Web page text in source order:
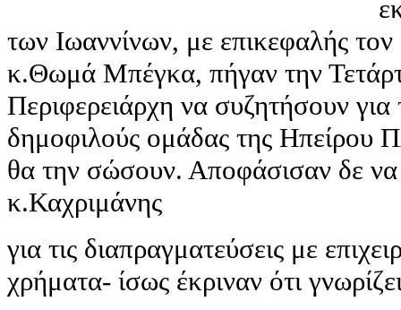
των Ιωαννίνων, με επικεφαλής
κ.Θωμά Μπέγκα, πήγαν την
Περιφερειάρχη να συζητήσουν
δημοφιλούς ομάδας της
θα την σώσουν. Αποφάσισαν δε να
κ.Καχριμάνης
για τις διαπραγματεύσεις με
χρήματα- ίσως έκριναν ότι